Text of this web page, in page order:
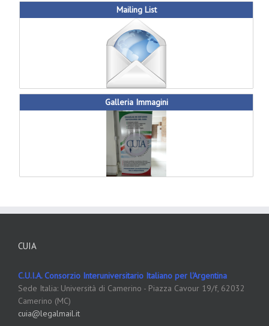
Mailing List
Galleria Immagini
CUIA
C.U.I.A. Consorzio Interuniversitario Italiano per l'Argentina
Sede Italia: Università di Camerino - Piazza Cavour 19/f, 62032
Camerino (MC)
cuia@legalmail.it